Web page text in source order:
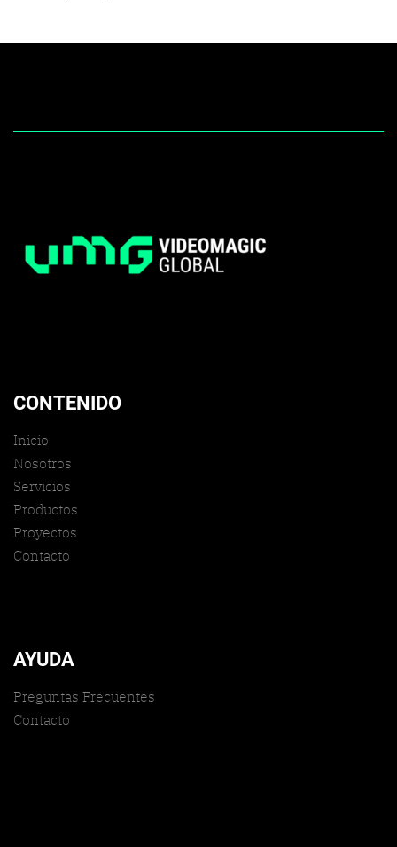
CONTENIDO
Inicio
Nosotros
Servicios
Productos
Proyectos
Contacto
AYUDA
Preguntas Frecuentes
Contacto